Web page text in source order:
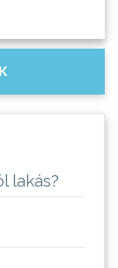
lakás?